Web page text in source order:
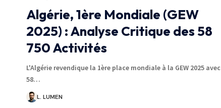
Algérie, 1ère Mondiale (GEW
2025) : Analyse Critique des 58
750 Activités
L'Algérie revendique la 1ère place mondiale à la GEW 2025 avec
58…
L. LUMEN